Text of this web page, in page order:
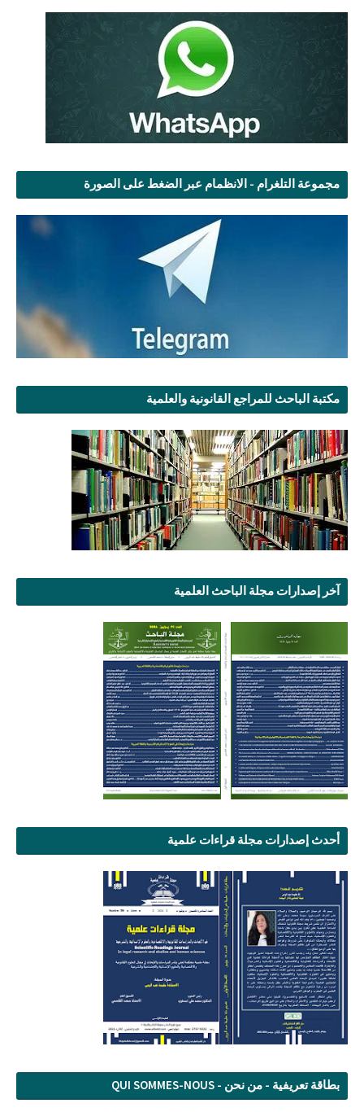
مجموعة التلغرام - الانظمام عبر الضغط على الصورة
مكتبة الباحث للمراجع القانونية والعلمية
آخر إصدارات مجلة الباحث العلمية
أحدث إصدارات مجلة قراءات علمية
بطاقة تعريفية - من نحن - QUI SOMMES-NOUS